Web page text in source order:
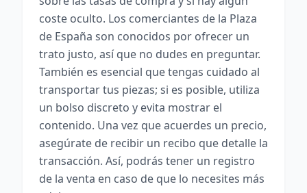
coste oculto. Los comerciantes de la Plaza
de España son conocidos por ofrecer un
trato justo, así que no dudes en preguntar.
También es esencial que tengas cuidado al
transportar tus piezas; si es posible, utiliza
un bolso discreto y evita mostrar el
contenido. Una vez que acuerdes un precio,
asegúrate de recibir un recibo que detalle la
transacción. Así, podrás tener un registro
de la venta en caso de que lo necesites más